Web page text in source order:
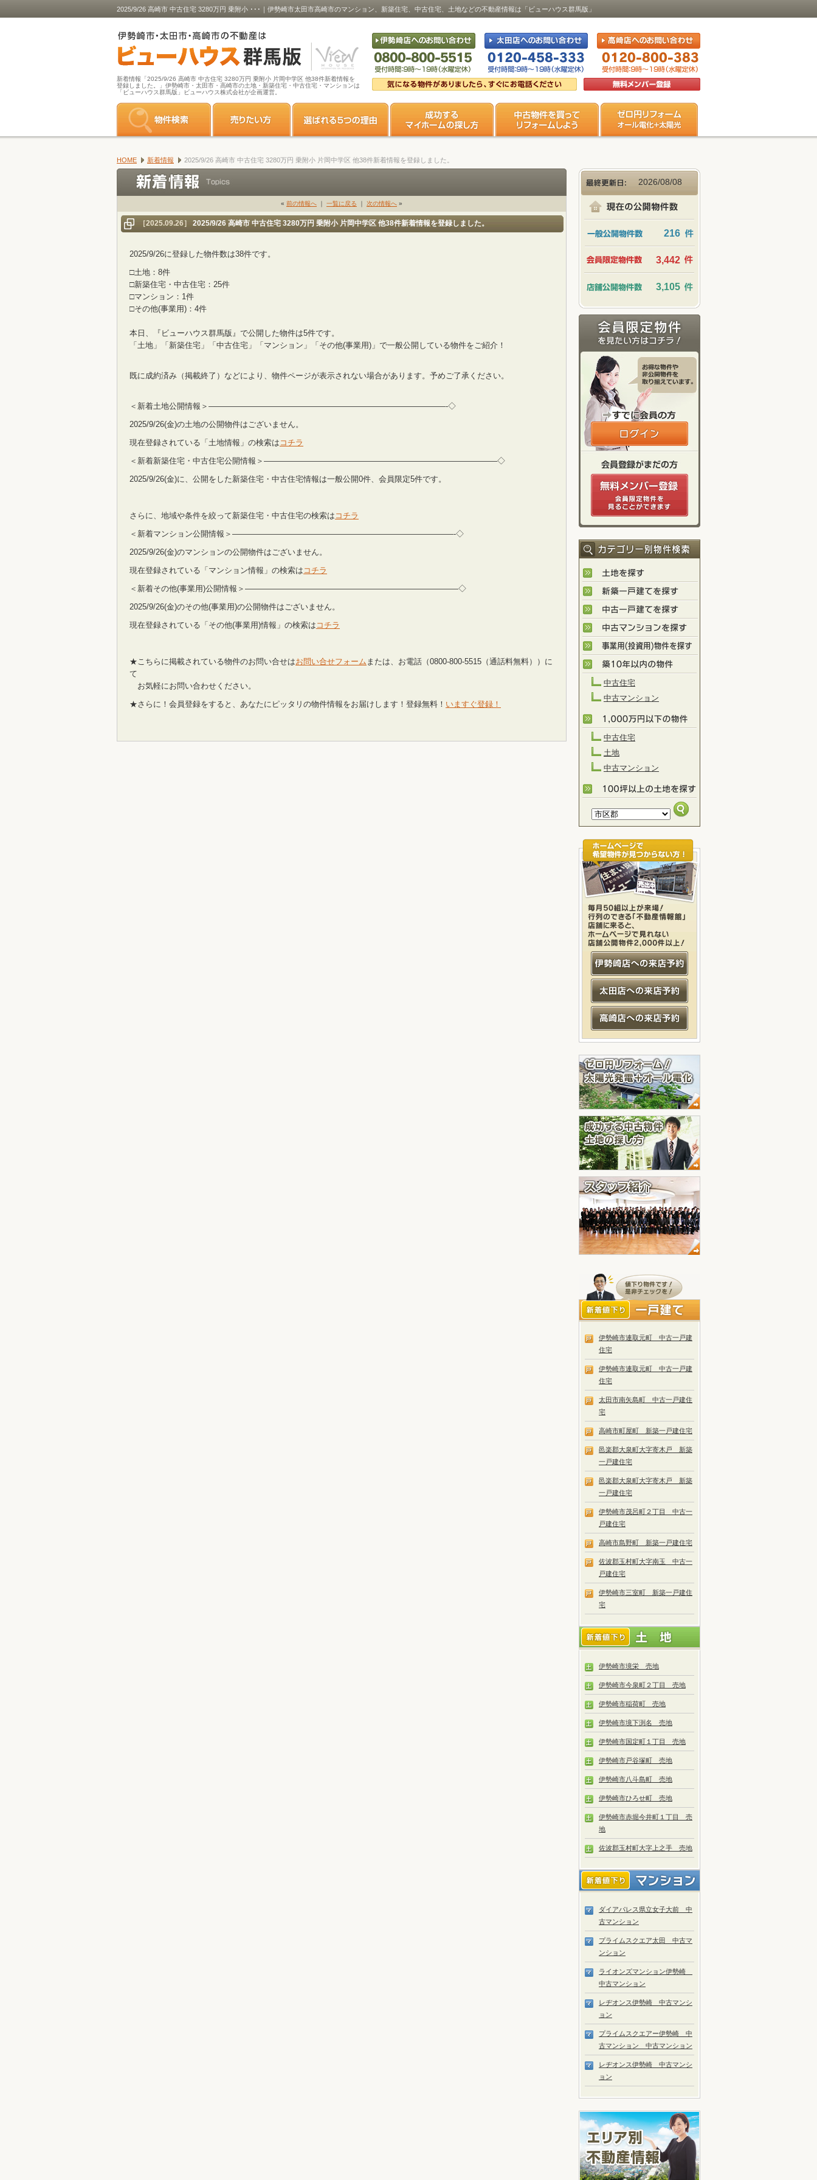
2025/9/26 高崎市 中古住宅 3280万円 乗附小 ･･･｜伊勢崎市太田市高崎市のマンション、新築住宅、中古住宅、土地などの不動産情報は「ビューハウス群馬版」
新着情報「2025/9/26 高崎市 中古住宅 3280万円 乗附小 片岡中学区 他38件新着情報を
登録しました。」伊勢崎市・太田市・高崎市の土地・新築住宅・中古住宅・マンションは
「ビューハウス群馬版」ビューハウス株式会社が企画運営。
HOME 新着情報 2025/9/26 高崎市 中古住宅 3280万円 乗附小 片岡中学区 他38件新着情報を登録しました。
« 前の情報へ ｜ 一覧に戻る ｜ 次の情報へ »
［2025.09.26］ 2025/9/26 高崎市 中古住宅 3280万円 乗附小 片岡中学区 他38件新着情報を登録しました。
2025/9/26に登録した物件数は38件です。
□土地：8件
□新築住宅・中古住宅：25件
□マンション：1件
□その他(事業用)：4件
本日、『ビューハウス群馬版』で公開した物件は5件です。
「土地」「新築住宅」「中古住宅」「マンション」「その他(事業用)」で一般公開している物件をご紹介！
既に成約済み（掲載終了）などにより、物件ページが表示されない場合があります。予めご了承ください。
＜新着土地公開情報＞——————————————————————————————-◇
2025/9/26(金)の土地の公開物件はございません。
現在登録されている「土地情報」の検索は コチラ
＜新着新築住宅・中古住宅公開情報＞—————————————————————————————–◇
2025/9/26(金)に、公開をした新築住宅・中古住宅情報は一般公開0件、会員限定5件です。
さらに、地域や条件を絞って新築住宅・中古住宅の検索は コチラ
＜新着マンション公開情報＞————————————————————————————-◇
2025/9/26(金)のマンションの公開物件はございません。
現在登録されている「マンション情報」の検索は コチラ
＜新着その他(事業用)公開情報＞———————————————————————————◇
2025/9/26(金)のその他(事業用)の公開物件はございません。
現在登録されている「その他(事業用)情報」の検索は コチラ
★こちらに掲載されている物件のお問い合せはお問い合せフォーム または、お電話（0800-800-5515（通話料無料））に
て
お気軽にお問い合わせください。
★さらに！会員登録をすると、あなたにピッタリの物件情報をお届けします！登録無料！ いますぐ登録！
2026/08/08
216
3,442
3,105
中古住宅
中古マンション
中古住宅
土地
中古マンション
伊勢崎市連取元町 中古一戸建
住宅
伊勢崎市連取元町 中古一戸建
住宅
太田市南矢島町 中古一戸建住
宅
高崎市町屋町 新築一戸建住宅
邑楽郡大泉町大字寄木戸 新築
一戸建住宅
邑楽郡大泉町大字寄木戸 新築
一戸建住宅
伊勢崎市茂呂町２丁目 中古一
戸建住宅
高崎市島野町 新築一戸建住宅
佐波郡玉村町大字南玉 中古一
戸建住宅
伊勢崎市三室町 新築一戸建住
宅
伊勢崎市境栄 売地
伊勢崎市今泉町２丁目 売地
伊勢崎市稲荷町 売地
伊勢崎市境下渕名 売地
伊勢崎市国定町１丁目 売地
伊勢崎市戸谷塚町 売地
伊勢崎市八斗島町 売地
伊勢崎市ひろせ町 売地
伊勢崎市赤堀今井町１丁目 売
地
佐波郡玉村町大字上之手 売地
ダイアパレス県立女子大前 中
古マンション
プライムスクエア太田 中古マ
ンション
ライオンズマンション伊勢崎
中古マンション
レヂオンス伊勢崎 中古マンシ
ョン
プライムスクエアー伊勢崎 中
古マンション 中古マンション
レヂオンス伊勢崎 中古マンシ
ョン